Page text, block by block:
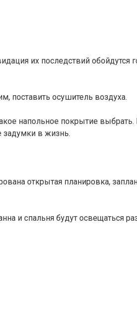
их последствий обойдутся
поставить осушитель воздуха.
напольное покрытие
задумки в жизнь.
открытая планировка,
и спальня будут освещаться